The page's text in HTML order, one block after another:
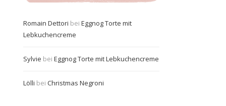
Romain Dettori bei Eggnog Torte mit
Lebkuchencreme
Sylvie bei Eggnog Torte mit Lebkuchencreme
Lölli bei Christmas Negroni